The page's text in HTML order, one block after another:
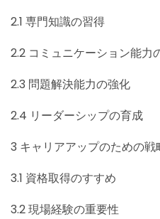
2.1 専門知識の習得
2.2 コミュニケーション能力
2.3 問題解決能力の強化
2.4 リーダーシップの育成
3 キャリアアップのための戦
3.1 資格取得のすすめ
3.2現場経験の重要性